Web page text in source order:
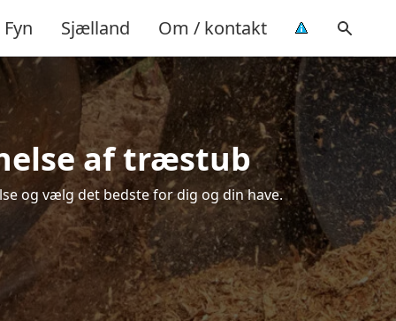
Fyn Sjælland Om / kontakt
af træstub
og vælg det bedste for dig og din have.